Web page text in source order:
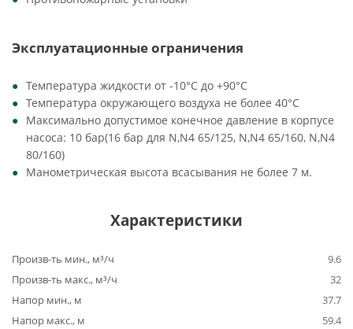
Эксплуатационные ограничения
Температура жидкости от -10°C до +90°C
Температура окружающего воздуха не более 40°C
Максимально допустимое конечное давление в корпусе
насоса: 10 бар(16 бар для N,N4 65/125, N,N4 65/160, N,N4
80/160)
Манометрическая высота всасывания не более 7 м.
Характеристики
Произв-ть мин., м³/ч
9.6
Произв-ть макс., м³/ч
32
Напор мин., м
37.7
Напор макс., м
59.4